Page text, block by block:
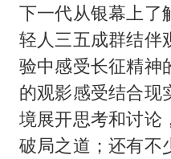
下一代从银幕上了
轻人三五成群结伴
验中感受长征精神
的观影感受结合现
境展开思考和讨论
破局之道；还有不